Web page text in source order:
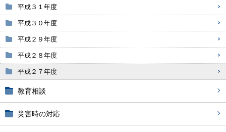
平成３１年度
平成３０年度
平成２９年度
平成２８年度
平成２７年度
教育相談
災害時の対応